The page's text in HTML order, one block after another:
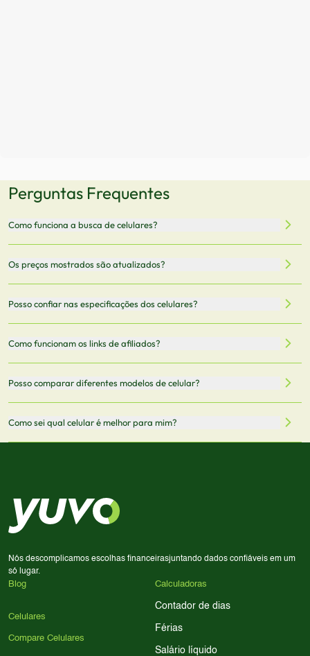
Perguntas Frequentes
Como funciona a busca de celulares?
armazenamento, memória RAM, bateria e conectividade
5G.
Os preços mostrados são atualizados?
vendedor antes de finalizar sua compra.
Posso confiar nas especificações dos celulares?
informações mais recentes de cada modelo.
Como funcionam os links de afiliados?
comissão sem custo adicional para você.
Posso comparar diferentes modelos de celular?
Sim! Você pode selecionar até 3 celulares para comparar
Como sei qual celular é melhor para mim?
processador e bateria são essenciais. Use nossos filtros
para encontrar o celular ideal.
Nós descomplicamos escolhas financeirasjuntando dados confiáveis em um
só lugar.
Blog
Celulares
Compare Celulares
Calculadoras
Contador de dias
Férias
Salário líquido